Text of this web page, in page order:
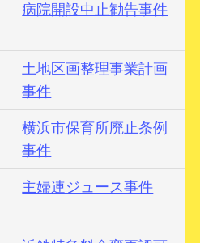
病院開設中止勧告事件
土地区画整理事業計画
事件
横浜市保育所廃止条例
事件
主婦連ジュース事件